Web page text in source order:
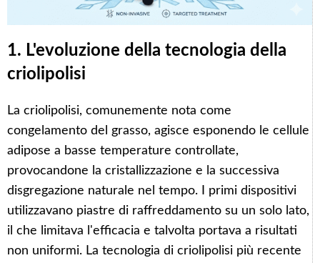
1. L'evoluzione della tecnologia della
criolipolisi
La criolipolisi, comunemente nota come
congelamento del grasso, agisce esponendo le cellule
adipose a basse temperature controllate,
provocandone la cristallizzazione e la successiva
disgregazione naturale nel tempo. I primi dispositivi
utilizzavano piastre di raffreddamento su un solo lato,
il che limitava l'efficacia e talvolta portava a risultati
non uniformi. La tecnologia di criolipolisi più recente